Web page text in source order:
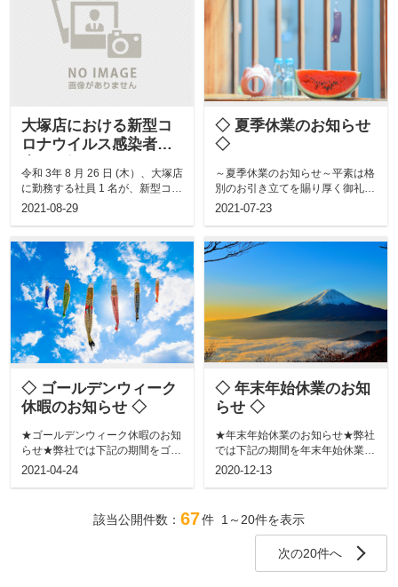
大塚店における新型コ
ロナウイルス感染者発
令和 3年 8 月 26 日 (木）、大塚店
に勤務する社員 1 名が、新型コロ
ナウイルスに感染してい...
2021-08-29
◇ 夏季休業のお知らせ
◇
～夏季休業のお知らせ～平素は格
別のお引き立てを賜り厚く御礼申
し上げます。さて、弊社では下記
2021-07-23
◇ ゴールデンウィーク
休暇のお知らせ ◇
★ゴールデンウィーク休暇のお知
らせ★弊社では下記の期間をゴー
ルデンウィーク休業とさせていた
2021-04-24
◇ 年末年始休業のお知
らせ ◇
★年末年始休業のお知らせ★弊社
では下記の期間を年末年始休業と
させていただきます。期間中はご
2020-12-13
該当公開件数： 67件 1～20件を表示
次の20件へ